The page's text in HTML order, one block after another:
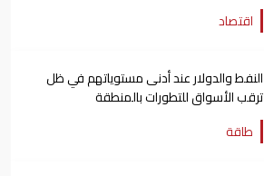
اقتصاد
النفط والدولار عند أدنى مستوياتهم في ظل
ترقب الأسواق للتطورات بالمنطقة
طاقة